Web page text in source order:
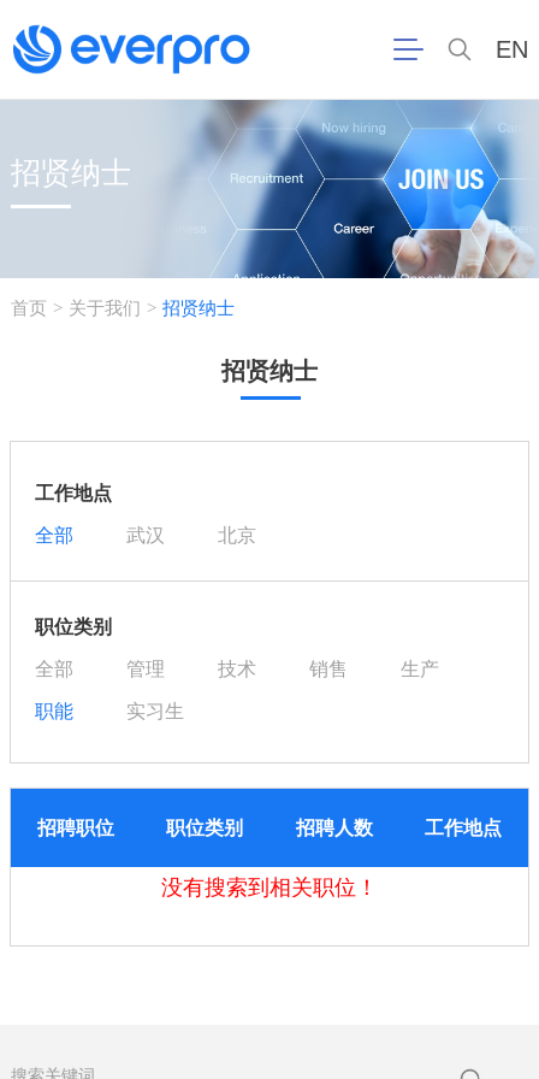
EN
招贤纳士
首页 > 关于我们 > 招贤纳士
招贤纳士
工作地点
全部 武汉 北京
职位类别
全部 管理 技术 销售 生产
职能 实习生
招聘职位 职位类别 招聘人数 工作地点
没有搜索到相关职位！